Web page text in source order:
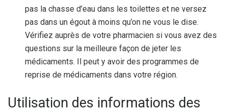
pas la chasse d’eau dans les toilettes et ne versez
pas dans un égout à moins qu’on ne vous le dise.
Vérifiez auprès de votre pharmacien si vous avez des
questions sur la meilleure façon de jeter les
médicaments. Il peut y avoir des programmes de
reprise de médicaments dans votre région.
Utilisation des informations des